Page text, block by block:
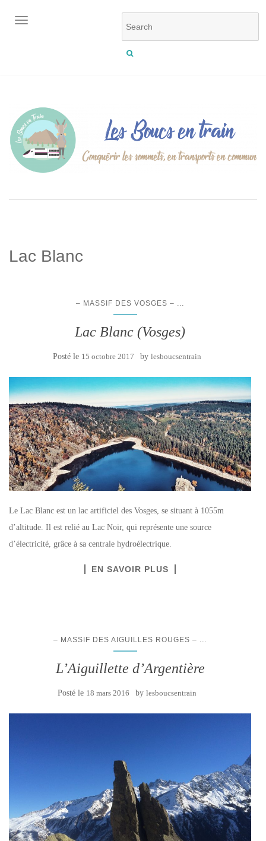
OUVRIR/FERMER LA NAVIGATION
Lac Blanc
– MASSIF DES VOSGES –
Lac Blanc (Vosges)
Posté le 15 octobre 2017 by lesboucsentrain
Le Lac Blanc est un lac artificiel des Vosges, se situant à 1055m
d’altitude. Il est relié au Lac Noir, qui représente une source
d’électricité, grâce à sa centrale hydroélectrique.
EN SAVOIR PLUS
– MASSIF DES AIGUILLES ROUGES – ...
L’Aiguillette d’Argentière
Posté le 18 mars 2016 by lesboucsentrain